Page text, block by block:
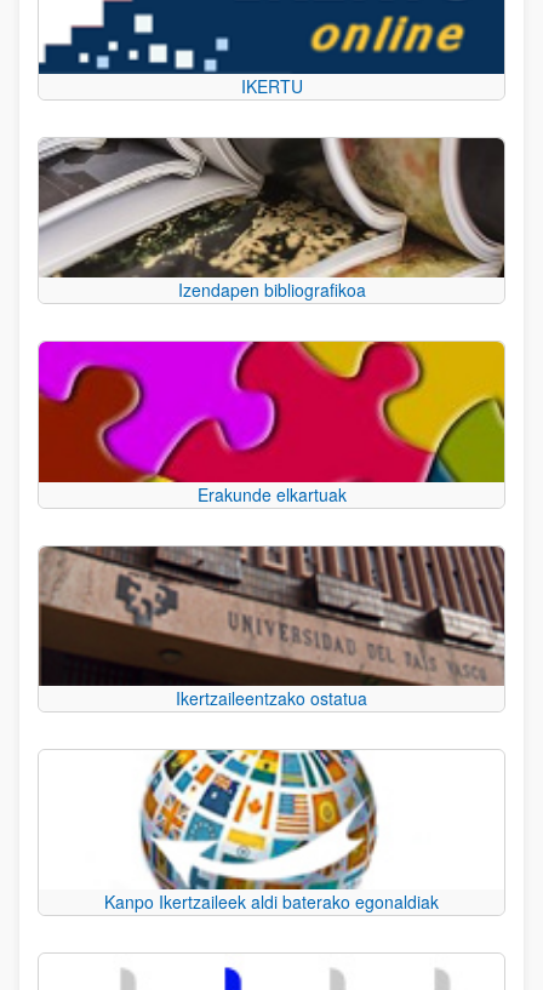
IKERTU
Izendapen bibliografikoa
Erakunde elkartuak
Ikertzaileentzako ostatua
Kanpo Ikertzaileek aldi baterako egonaldiak